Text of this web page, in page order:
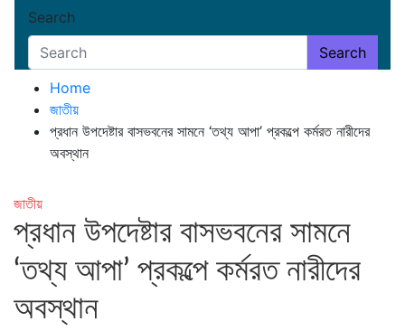
Search
Search
Home
জাতীয়
প্রধান উপদেষ্টার বাসভবনের সামনে ‘তথ্য আপা’ প্রকল্পে কর্মরত নারীদের
অবস্থান
জাতীয়
প্রধান উপদেষ্টার বাসভবনের সামনে
‘তথ্য আপা’ প্রকল্পে কর্মরত নারীদের
অবস্থান